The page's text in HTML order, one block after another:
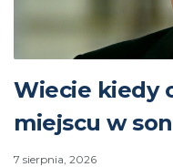
Wiecie kiedy
miejscu w
7 sierpnia, 2026